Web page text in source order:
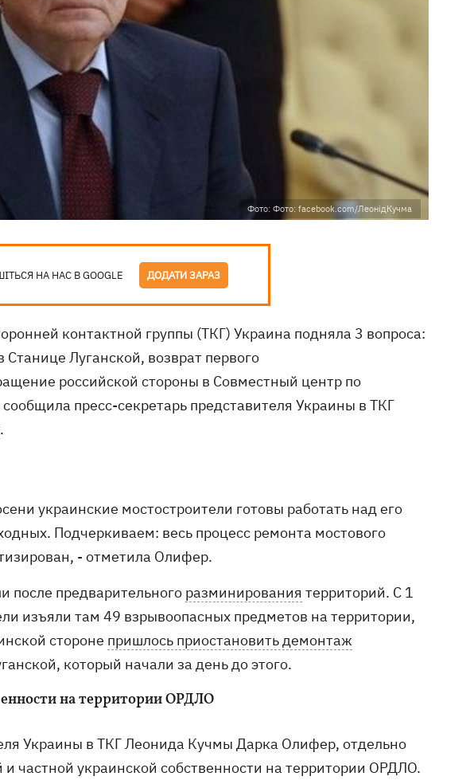
Фото: Фото: facebook.com/ЛеонідКучма
НА НАС В GOOGLE ДОДАТИ ЗАРАЗ
контактной группы (ТКГ) Украина подняла 3 вопроса:
Луганской, возврат первого
российской стороны в Совместный центр по
пресс-секретарь представителя Украины в ТКГ
.
украинские мостостроители готовы работать над его
Подчеркиваем: весь процесс ремонта мостового
- отметила Олифер.
после предварительного разминирования территорий. С 1
изъяли там 49 взрывоопасных предметов на территории,
стороне пришлось приостановить демонтаж
который начали за день до этого.
на территории ОРДЛО
Украины в ТКГ Леонида Кучмы Дарка Олифер, отдельно
частной украинской собственности на территории ОРДЛО.